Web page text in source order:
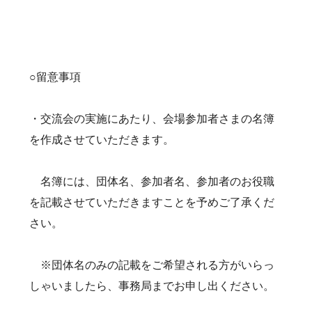
○留意事項
・交流会の実施にあたり、会場参加者さまの名簿
を作成させていただきます。
名簿には、団体名、参加者名、参加者のお役職
を記載させていただきますことを予めご了承くだ
さい。
※団体名のみの記載をご希望される方がいらっ
しゃいましたら、事務局までお申し出ください。